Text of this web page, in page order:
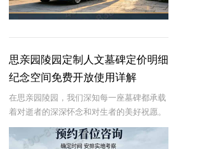
思亲园陵园定制人文墓碑定价明细
纪念空间免费开放使用详解
在思亲园陵园，我们深知每一座墓碑都承载
着对逝者的深深怀念和对生者的美好祝愿。
因此，我们精心定制的人文墓碑不仅是对逝
者的永恒纪念，更是生者情感的寄托。本文